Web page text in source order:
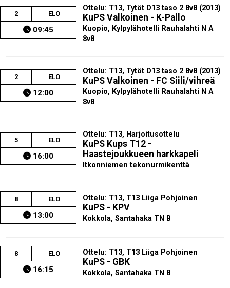
2 ELO
09:45
Ottelu: T13, Tytöt D13 taso 2 8v8 (2013)
KuPS Valkoinen - K-Pallo
Kuopio, Kylpylähotelli Rauhalahti N A
8v8
2 ELO
12:00
Ottelu: T13, Tytöt D13 taso 2 8v8 (2013)
KuPS Valkoinen - FC Siili/vihreä
Kuopio, Kylpylähotelli Rauhalahti N A
8v8
5 ELO
16:00
Ottelu: T13, Harjoitusottelu
KuPS Kups T12 -
Haastejoukkueen harkkapeli
Itkonniemen tekonurmikenttä
8 ELO
13:00
Ottelu: T13, T13 Liiga Pohjoinen
KuPS - KPV
Kokkola, Santahaka TN B
8 ELO
16:15
Ottelu: T13, T13 Liiga Pohjoinen
KuPS - GBK
Kokkola, Santahaka TN B